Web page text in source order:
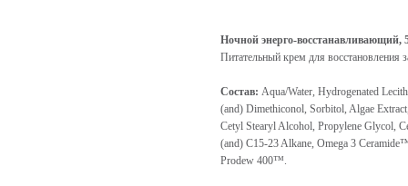
Ночной энерго-восстанавливающий,
Питательный крем для восстановления
Состав: Aqua/Water, Hydrogenated
(and) Dimethiconol, Sorbitol, Algae
Cetyl Stearyl Alcohol, Propylene Glycol,
(and) C15-23 Alkane, Omega 3
Prodew 400™.